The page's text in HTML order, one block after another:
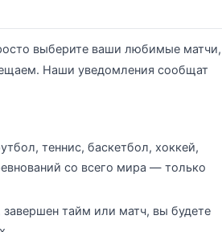
выберите ваши любимые матчи,
Наши уведомления сообщат
теннис, баскетбол, хоккей,
со всего мира — только
тайм или матч, вы будете